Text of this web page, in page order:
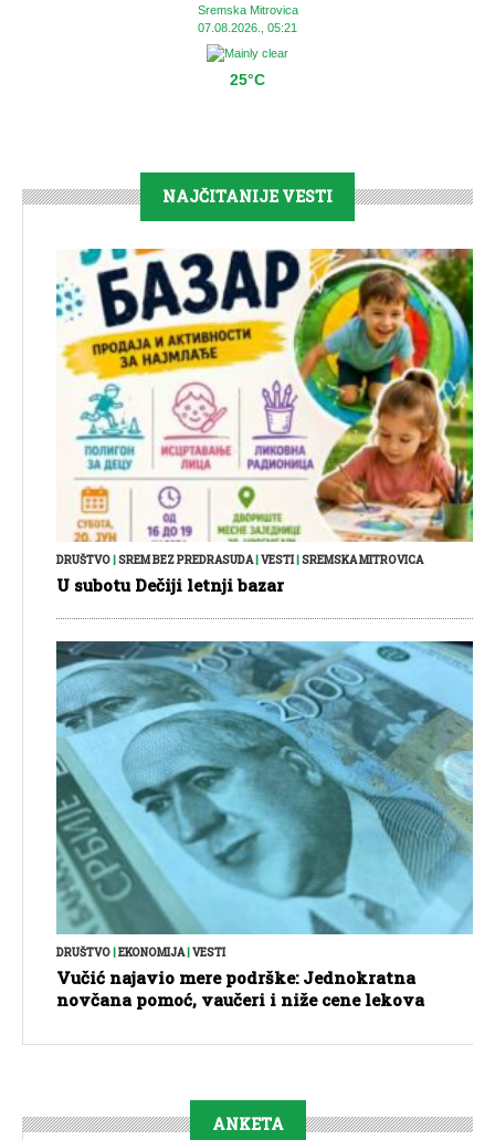
Sremska Mitrovica
07.08.2026., 05:21
25°C
NAJČITANIJE VESTI
DRUŠTVO SREM BEZ PREDRASUDA| VESTI| SREMSKA MITROVICA
U subotu Dečiji letnji bazar
DRUŠTVO EKONOMIJA| VESTI
Vučić najavio mere podrške: Jednokratna
novčana pomoć, vaučeri i niže cene lekova
ANKETA